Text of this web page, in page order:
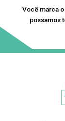
Você marca
possamos